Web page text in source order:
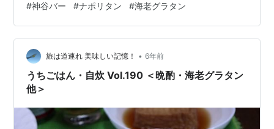
てきます～ おまけ スカイツリーは雲の中〜
www.hkt1989.com
#神谷バー #ナポリタン #海老グラタン
旅は道連れ 美味しい記憶！ • 6年前
うちごはん・自炊 Vol.190 ＜晩酌・海老グラタン
他＞